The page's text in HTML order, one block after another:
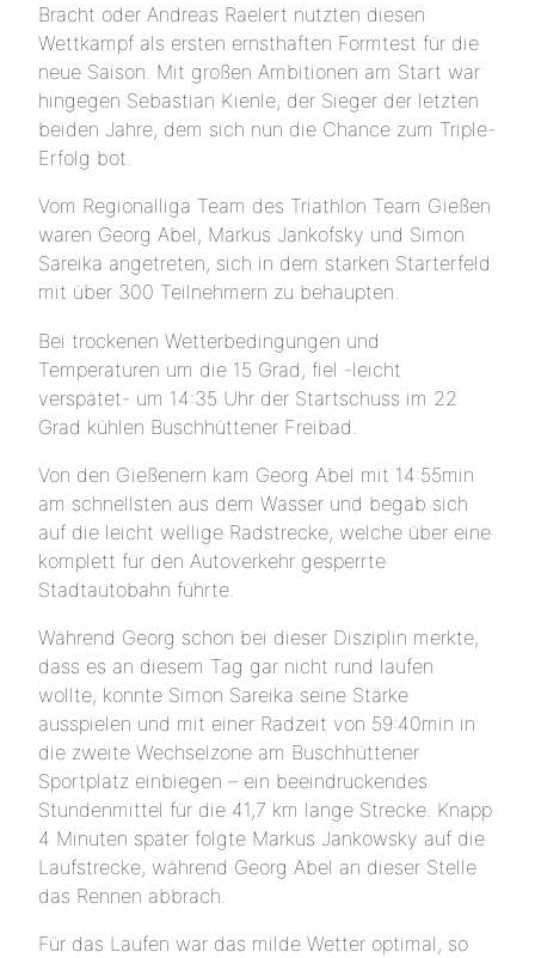
Bracht oder Andreas Raelert nutzten diesen
Wettkampf als ersten ernsthaften Formtest für die
neue Saison. Mit großen Ambitionen am Start war
hingegen Sebastian Kienle, der Sieger der letzten
beiden Jahre, dem sich nun die Chance zum Triple-
Erfolg bot.
Vom Regionalliga Team des Triathlon Team Gießen
waren Georg Abel, Markus Jankofsky und Simon
Sareika angetreten, sich in dem starken Starterfeld
mit über 300 Teilnehmern zu behaupten.
Bei trockenen Wetterbedingungen und
Temperaturen um die 15 Grad, fiel -leicht
verspätet- um 14:35 Uhr der Startschuss im 22
Grad kühlen Buschhüttener Freibad.
Von den Gießenern kam Georg Abel mit 14:55min
am schnellsten aus dem Wasser und begab sich
auf die leicht wellige Radstrecke, welche über eine
komplett für den Autoverkehr gesperrte
Stadtautobahn führte.
Während Georg schon bei dieser Disziplin merkte,
dass es an diesem Tag gar nicht rund laufen
wollte, konnte Simon Sareika seine Stärke
ausspielen und mit einer Radzeit von 59:40min in
die zweite Wechselzone am Buschhüttener
Sportplatz einbiegen – ein beeindruckendes
Stundenmittel für die 41,7 km lange Strecke. Knapp
4 Minuten später folgte Markus Jankowsky auf die
Laufstrecke, während Georg Abel an dieser Stelle
das Rennen abbrach.
Für das Laufen war das milde Wetter optimal, so